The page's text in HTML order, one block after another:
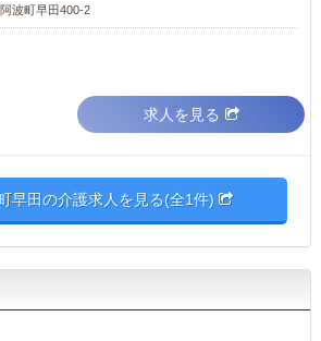
波町早田400-2
求人を見る
早田の介護求人を見る(全1件)